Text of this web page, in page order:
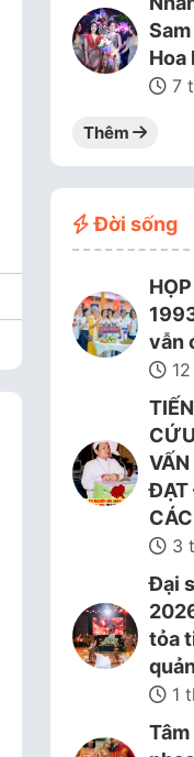
Hoa
7
Thêm
Đời sống
vẫn
ĐẠT
3
Đại
tỏa
1